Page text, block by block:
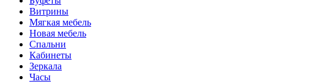
Витрины
Мягкая мебель
Новая мебель
Спальни
Кабинеты
Зеркала
Часы